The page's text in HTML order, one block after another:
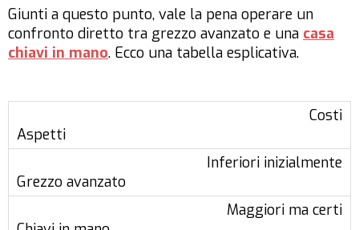
Giunti a questo punto, vale la pena operare un
confronto diretto tra grezzo avanzato e una casa
chiavi in mano. Ecco una tabella esplicativa.
Costi
Inferiori inizialmente
Maggiori ma certi